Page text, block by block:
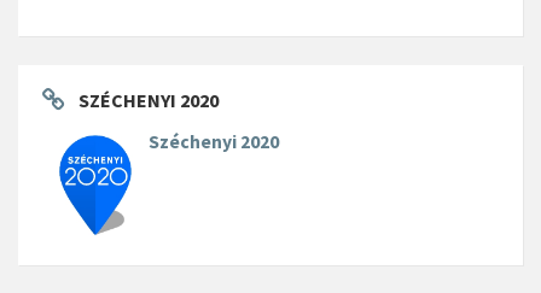
SZÉCHENYI 2020
Széchenyi 2020